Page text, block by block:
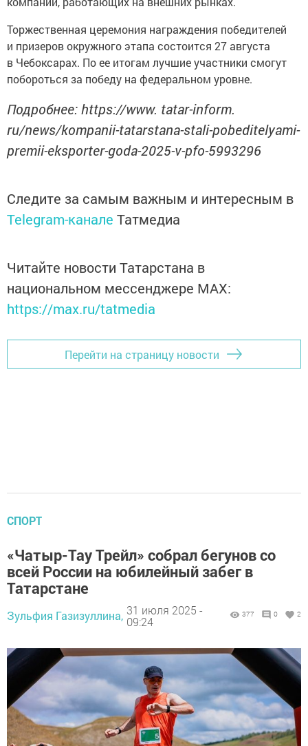
Торжественная церемония награждения победителей
и призеров окружного этапа состоится 27 августа
в Чебоксарах. По ее итогам лучшие участники смогут
побороться за победу на федеральном уровне.
Подробнее: https://www. tatar-inform.
ru/news/kompanii-tatarstana-stali-pobeditelyami-
premii-eksporter-goda-2025-v-pfo-5993296
Следите за самым важным и интересным в
Telegram-канале Татмедиа
Читайте новости Татарстана в
национальном мессенджере MАХ:
https://max.ru/tatmedia
Перейти на страницу новости
СПОРТ
«Чатыр-Тау Трейл» собрал бегунов со
всей России на юбилейный забег в
Татарстане
Зульфия Газизуллина, 31 июля 2025 -
09:24
377 0 2